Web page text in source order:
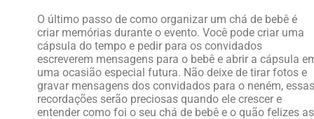
O último passo de como organizar um chá de bebê é
criar memórias durante o evento. Você pode criar uma
cápsula do tempo e pedir para os convidados
escreverem mensagens para o bebê e abrir a cápsula
uma ocasião especial futura. Não deixe de tirar fotos e
gravar mensagens dos convidados para o neném, essas
recordações serão preciosas quando ele crescer e
entender como foi o seu chá de bebê e o quão felizes as